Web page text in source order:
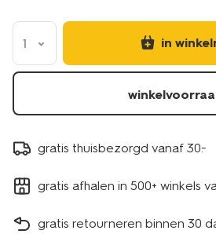
1 in
gratis thuisbezorgd vanaf 30.-
gratis afhalen in 500+ winkels
gratis retourneren binnen 30